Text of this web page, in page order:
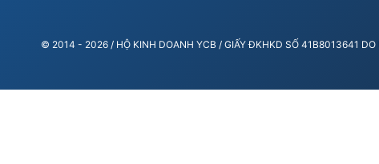
© 2014 - 2026 / HỘ KINH DOANH YCB / GIẤY ĐKHKD SỐ 41B8013641 DO